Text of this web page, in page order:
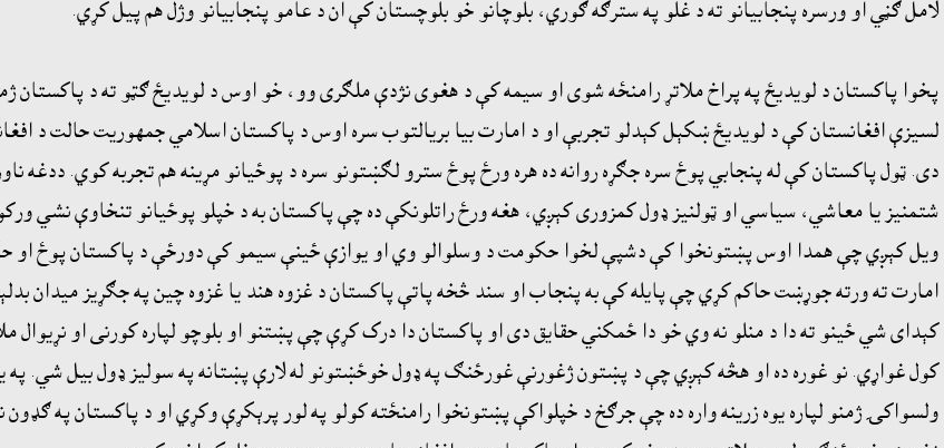
لامل ګڼي او ورسره پنجابيانو ته د غلو په سترګه ګوري، بلوچانو خو بلوچستان کې ان د عامو پنجابيانو وژل هم پيل کړي.
پخوا پاکستان د لويديځ په پراخ ملاتړ رامنځه شوى او سيمه کې د هغوى نژدې ملګرى وو، خو اوس د لويديځ ګټو ته د پاکستان
لسيزې افغانستان کې د لويديځ ښکېل کېدلو تجربې او د امارت بيا بريالتوب سره اوس د پاکستان اسلامي جمهوريت حالت د
دى. ټول پاکستان کې له پنجابي پوځ سره جګړه روانه ده هره ورځ پوځ سترو لګښتونو سره د پوځيانو مړينه هم تجربه کوي. ددغه
شتمنيز يا معاشي، سياسي او ټولنيز ډول کمزورى کېږي، هغه ورځ راتلونکې ده چې پاکستان به د خپلو پوځيانو تنخاوې نشي
ويل کېږي چې همدا اوس پښتونخوا کې دشپې لخوا حکومت د وسلوالو وي او يوازې ځينې سيمو کې دورځې د پاکستان پوځ او
امارت ته ورته جوړښت حاکم کړي چې پايله کې به پنجاب او سند څخه پاتې پاکستان د غزوه هند يا غزوه چين په جګړيز ميدان
کېداى شي ځينو ته دا د منلو نه وي خو دا ځمکني حقايق دى او پاکستان دا درک کړې چې پښتنو او بلوچو لپاره کورنى او نړيوال
کول غواړي. نو غوره ده او هڅه کېږي چې د پښتون ژغورنې غورځنګ په ډول خوځښتونو له لارې پښتانه په سوليز ډول بيل شي. په
ولسواکۍ ژمنو لپاره يوه زرينه واره ده چې جرګخ د خپلواکې پښتونخوا رامنځته کولو په لور پرېکړې وکړي او د پاکستان په